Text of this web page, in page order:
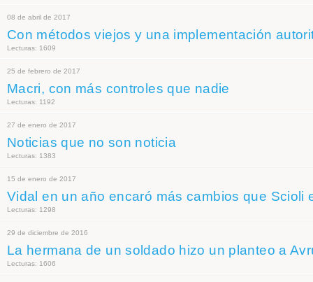
08 de abril de 2017
Con métodos viejos y una implementación
Lecturas: 1609
25 de febrero de 2017
Macri, con más controles que nadie
Lecturas: 1192
27 de enero de 2017
Noticias que no son noticia
Lecturas: 1383
15 de enero de 2017
Vidal en un año encaró más cambios que Scioli
Lecturas: 1298
29 de diciembre de 2016
La hermana de un soldado hizo un planteo a
Lecturas: 1606